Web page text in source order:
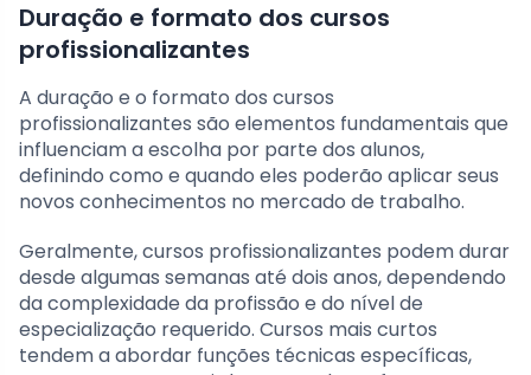
Duração e formato dos cursos
profissionalizantes
A duração e o formato dos cursos
profissionalizantes são elementos fundamentais que
influenciam a escolha por parte dos alunos,
definindo como e quando eles poderão aplicar seus
novos conhecimentos no mercado de trabalho.
Geralmente, cursos profissionalizantes podem durar
desde algumas semanas até dois anos, dependendo
da complexidade da profissão e do nível de
especialização requerido. Cursos mais curtos
tendem a abordar funções técnicas específicas,